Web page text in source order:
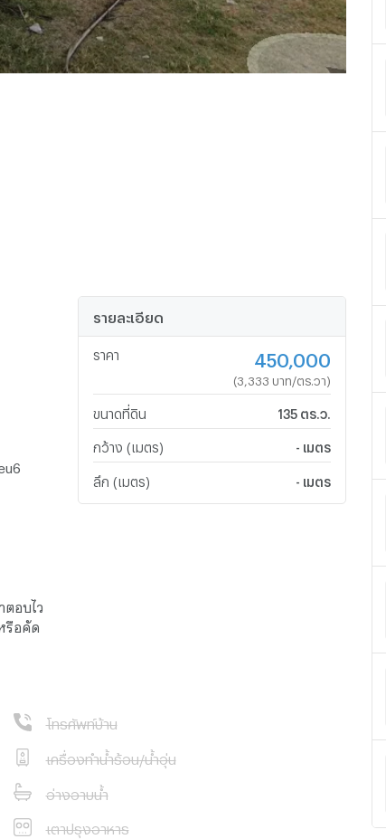
ตอบไว
รือคัด
รายละเอียด
ราคา 450,000
(3,333 บาท/ตร.วา)
ขนาดที่ดิน 135 ตร.ว.
กว้าง (เมตร) - เมตร
ลึก (เมตร) - เมตร
โทรศัพท์บ้าน
เครื่องทำน้ำร้อน/น้ำอุ่น
อ่างอาบน้ำ
เตาปรุงอาหาร